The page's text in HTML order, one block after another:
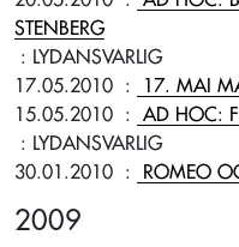
STENBERG
: LYDANSVARLIG
17.05.2010 : 17. MAI
15.05.2010 :
AD HOC:
: LYDANSVARLIG
30.01.2010 : ROMEO
2009